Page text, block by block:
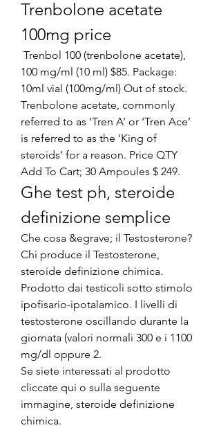
Trenbolone acetate
100mg price
100 mg/ml (10 ml) $85. Package:
10ml vial (100mg/ml) Out of stock.
Trenbolone acetate, commonly
referred to as ‘Tren A’ or ‘Tren Ace’
is referred to as the ‘King of
steroids’ for a reason. Price QTY
Add To Cart; 30 Ampoules $ 249.
Ghe test ph, steroide
definizione semplice
Che cosa &egrave; il Testosterone?
Chi produce il Testosterone,
steroide definizione chimica.
Prodotto dai testicoli sotto stimolo
ipofisario-ipotalamico. I livelli di
testosterone oscillando durante la
giornata (valori normali 300 e i 1100
mg/dl oppure 2.
Se siete interessati al prodotto
cliccate qui o sulla seguente
immagine, steroide definizione
chimica.